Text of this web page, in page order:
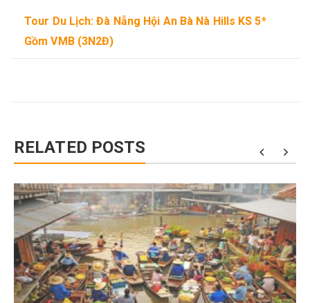
Tour Du Lịch: Đà Nẵng Hội An Bà Nà Hills KS 5*
Gồm VMB (3N2Đ)
RELATED POSTS